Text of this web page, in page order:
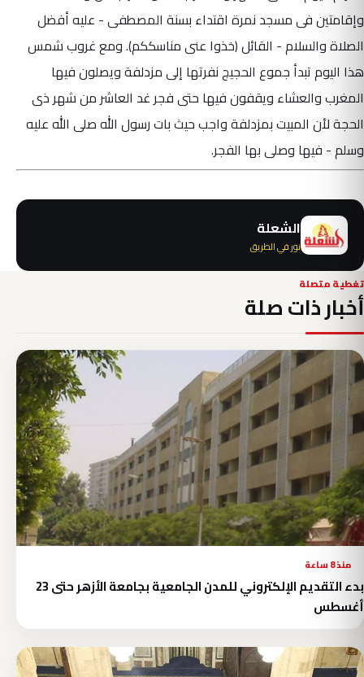
وإقامتين فى مسجد نمرة اقتداء بسنة المصطفى - عليه أفضل
الصلاة والسلام - القائل (خذوا عنى مناسككم). ومع غروب شمس
هذا اليوم تبدأ جموع الحجيج نفرتها إلى مزدلفة ويصلون فيها
المغرب والعشاء ويقفون فيها حتى فجر غد العاشر من شهر ذى
الحجة لأن المبيت بمزدلفة واجب حيث بات رسول الله صلى الله عليه
وسلم - فيها وصلى بها الفجر.
الشعلة
نور في الطريق
تغطية متصلة
أخبار ذات صلة
منذ 8 ساعة
بدء التقديم الإلكتروني للمدن الجامعية بجامعة الأزهر حتى 23
أغسطس